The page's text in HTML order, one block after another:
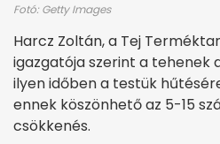
Fotó: Getty Images
Harcz Zoltán, a Tej
igazgatója szerint a tehenek
ilyen időben a testük
ennek köszönhető az 5-15
csökkenés.